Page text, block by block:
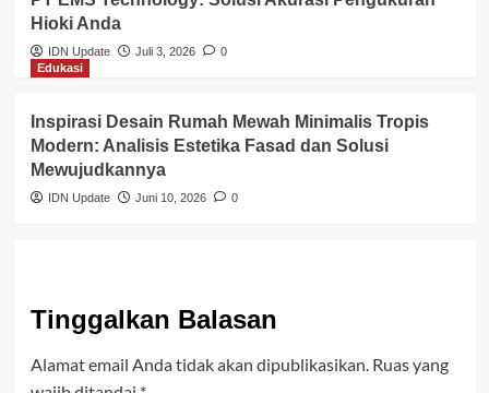
Hioki Anda
IDN Update Juli 3, 2026
0
Edukasi
Inspirasi Desain Rumah Mewah Minimalis Tropis
Modern: Analisis Estetika Fasad dan Solusi
Mewujudkannya
IDN Update Juni 10, 2026 0
Tinggalkan Balasan
Alamat email Anda tidak akan dipublikasikan. Ruas yang